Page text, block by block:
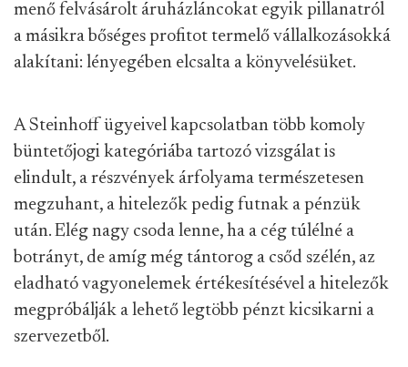
menő felvásárolt áruházláncokat egyik pillanatról
a másikra bőséges profitot termelő vállalkozásokká
alakítani: lényegében elcsalta a könyvelésüket.
A Steinhoff ügyeivel kapcsolatban több komoly
büntetőjogi kategóriába tartozó vizsgálat is
elindult, a részvények árfolyama természetesen
megzuhant, a hitelezők pedig futnak a pénzük
után. Elég nagy csoda lenne, ha a cég túlélné a
botrányt, de amíg még tántorog a csőd szélén, az
eladható vagyonelemek értékesítésével a hitelezők
megpróbálják a lehető legtöbb pénzt kicsikarni a
szervezetből.